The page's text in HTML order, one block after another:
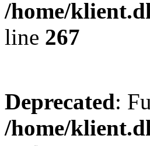
/home/
line 267
Deprecated:
/home/